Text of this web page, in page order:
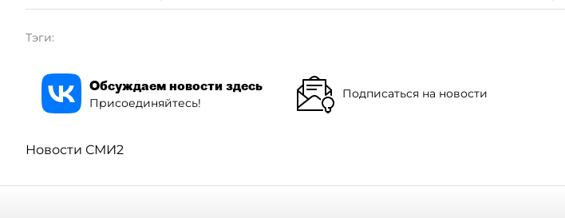
Тэги:
Обсуждаем новости здесь
Присоединяйтесь!
Подписаться на новости
Новости СМИ2